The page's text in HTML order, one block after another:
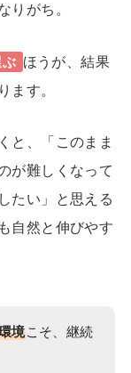
りがち。
ぶ ほうが、結果
ます。
と、「このまま
が難しくなって
たい」と思える
自然と伸びやす
境こそ、継続